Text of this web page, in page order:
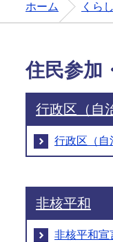
ホーム くら
住民参加
行政区（自
行政区（自
非核平和
非核平和宣